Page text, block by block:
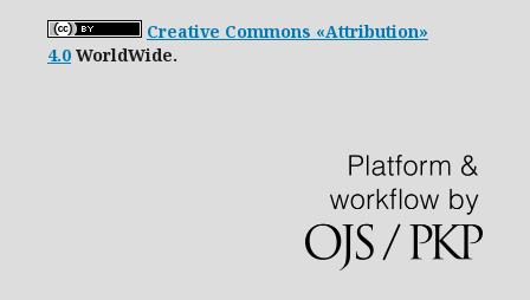
Creative Commons «Attribution»
4.0 WorldWide.